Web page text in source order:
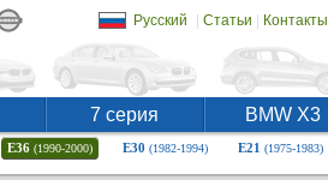
Русский | Статьи | Контакты
7 серия BMW X3
E36 (1990-2000) E30 (1982-1994) E21 (1975-1983)